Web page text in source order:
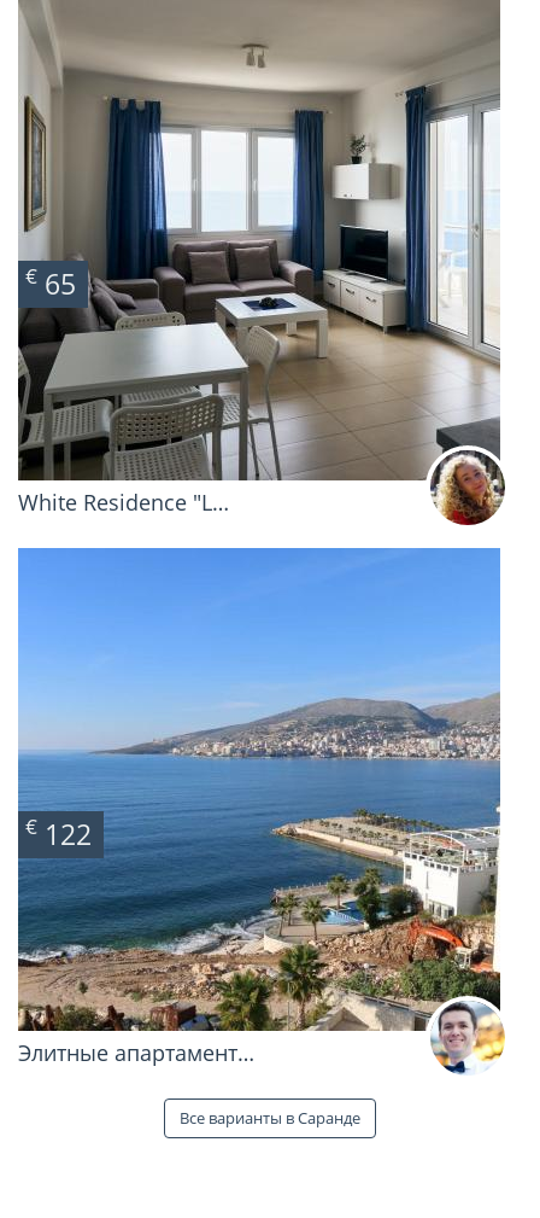
€ 65
White Residence "L…
€ 122
Элитные апартамент…
Все варианты в Саранде